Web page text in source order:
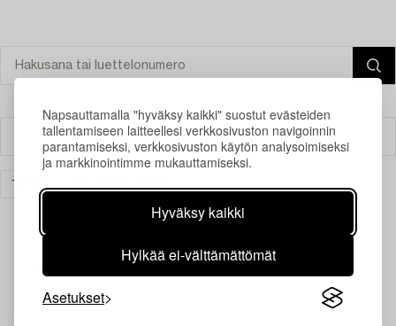
Napsauttamalla "hyväksy kaikki" suostut evästeiden
tallentamiseen laitteellesi verkkosivuston navigoinnin
parantamiseksi, verkkosivuston käytön analysoimiseksi
ja markkinointimme mukauttamiseksi.
Hyväksy kaikki
Hylkää ei-välttämättömät
Asetukset
Suodatin
Juuri nyt ei löytynyt hakuasi vastaavia kohteita.